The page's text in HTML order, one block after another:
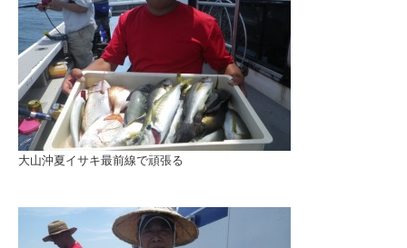
大山沖夏イサキ最前線で頑張る